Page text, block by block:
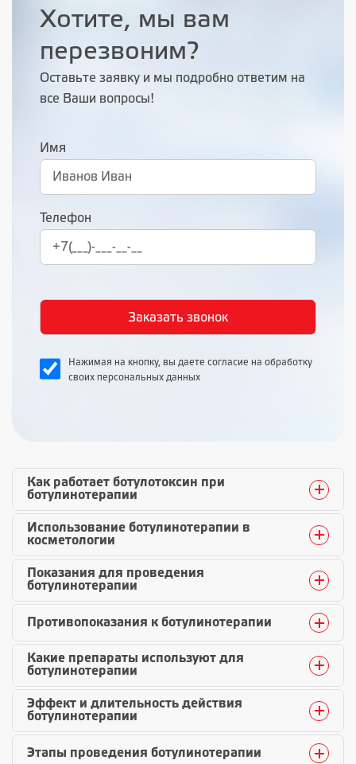
Хотите, мы вам
перезвоним?
Оставьте заявку и мы подробно ответим на
все Ваши вопросы!
Имя
Телефон
Нажимая на кнопку, вы даете согласие на обработку
своих персональных данных
Как работает ботулотоксин при
ботулинотерапии
Использование ботулинотерапии в
косметологии
Показания для проведения
ботулинотерапии
Противопоказания к ботулинотерапии
Какие препараты используют для
ботулинотерапии
Эффект и длительность действия
ботулинотерапии
Этапы проведения ботулинотерапии